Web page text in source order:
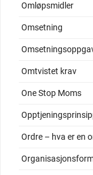
Omløpsmidler
Omsetning
Omtvistet krav
One Stop Moms
Ordre – hva er en